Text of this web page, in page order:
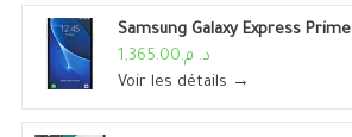
Samsung Galaxy Express Prime
د. م.1,365.00
Voir les détails →